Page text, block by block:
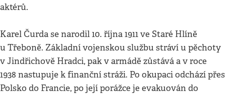
aktérů.
Karel Čurda se narodil 10. října 1911 ve Staré Hlíně
u Třeboně. Základní vojenskou službu stráví u pěchoty
v Jindřichově Hradci, pak v armádě zůstává a v roce
1938 nastupuje k finanční stráži. Po okupaci odchází přes
Polsko do Francie, po její porážce je evakuován do